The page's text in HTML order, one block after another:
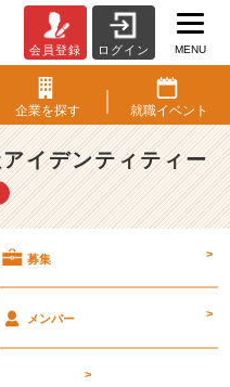
会員登録 ログイン MENU
企業を探す 就職イベント
イデンティティー
募集 >
メンバー >
>